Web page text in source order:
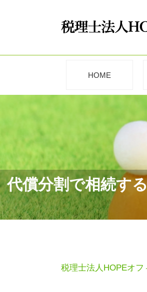
代償分割で相続す
HOME
税理士法人HOPEオフ